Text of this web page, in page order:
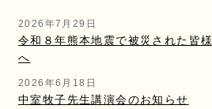
令和８年熊本地震で被災された皆様
へ
2026年7月29日
中室牧子先生講演会のお知らせ
2026年6月18日